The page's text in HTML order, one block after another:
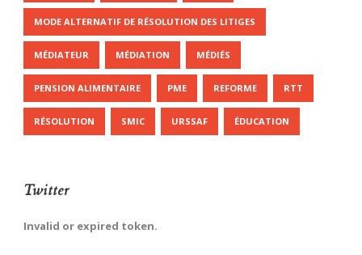
MODE ALTERNATIF DE RÉSOLUTION DES LITIGES
MÉDIATEUR MÉDIATION MÉDIÉS
PENSION ALIMENTAIRE PME REFORME RTT
RÉSOLUTION SMIC URSSAF ÉDUCATION
Twitter
Invalid or expired token.